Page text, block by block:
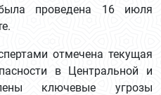
проведена 16 июля
отмечена текущая
в Центральной и
ключевые угрозы